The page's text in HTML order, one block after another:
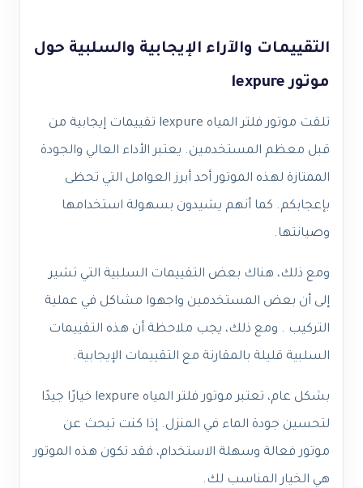
التقييمات والآراء الإيجابية والسلبية حول
موتور lexpure
تلقت موتور فلتر المياه lexpure تقييمات إيجابية من
قبل معظم المستخدمين. يعتبر الأداء العالي والجودة
الممتازة لهذه الموتور أحد أبرز العوامل التي تحظى
بإعجابكم. كما أنهم يشيدون بسهولة استخدامها
وصيانتها.
ومع ذلك، هناك بعض التقييمات السلبية التي تشير
إلى أن بعض المستخدمين واجهوا مشاكل في عملية
التركيب . ومع ذلك، يجب ملاحظة أن هذه التقييمات
السلبية قليلة بالمقارنة مع التقييمات الإيجابية.
بشكل عام، تعتبر موتور فلتر المياه lexpure خيارًا جيدًا
لتحسين جودة الماء في المنزل. إذا كنت تبحث عن
موتور فعالة وسهلة الاستخدام، فقد تكون هذه الموتور
هي الخيار المناسب لك.